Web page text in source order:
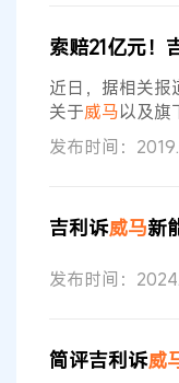
索赔21亿元！
近日，据相关报
关于威马以及旗
将于9月16日开
这家公司的存亡
案件，其中就点
马汽车科技集团
发布时间：
吉利诉威马新
发布时间：
简评吉利诉威